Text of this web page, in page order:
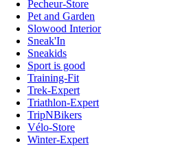
Pecheur-Store
Pet and Garden
Slowood Interior
Sneak'In
Sneakids
Sport is good
Training-Fit
Trek-Expert
Triathlon-Expert
TripNBikers
Vélo-Store
Winter-Expert